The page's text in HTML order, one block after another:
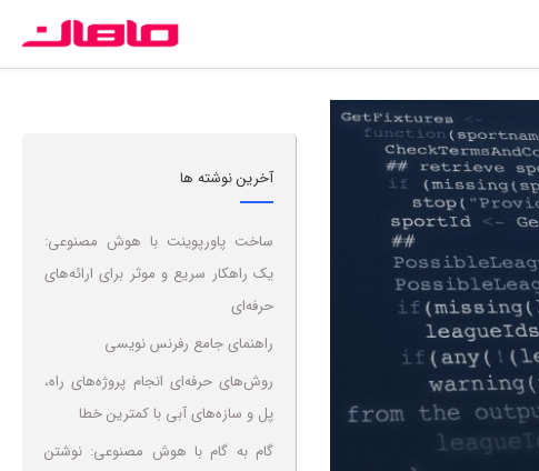
آخرین نوشته ها
ساخت پاورپوینت با هوش مصنوعی:
یک راهکار سریع و موثر برای ارائه‌های
حرفه‌ای
راهنمای جامع رفرنس نویسی
روش‌های حرفه‌ای انجام پروژه‌های راه،
پل و سازه‌های آبی با کمترین خطا
گام به گام با هوش مصنوعی: نوشتن